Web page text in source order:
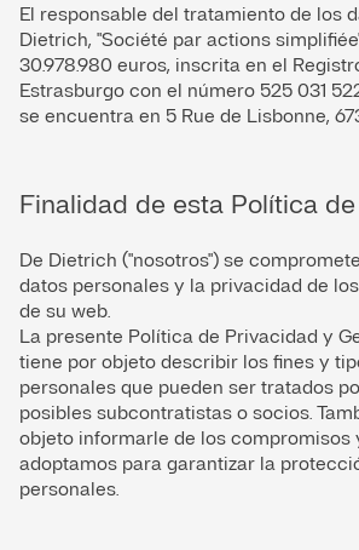
El responsable del tratamiento de los
Dietrich, "Société par actions
30.978.980 euros, inscrita en el
Estrasburgo con el número 525 031
se encuentra en 5 Rue de Lisbonne,
Finalidad de esta Política
De Dietrich ("nosotros") se
datos personales y la privacidad de
de su web.
La presente Política de Privacidad y
tiene por objeto describir los fines y
personales que pueden ser tratados
posibles subcontratistas o socios.
objeto informarle de los compromisos
adoptamos para garantizar la
personales.